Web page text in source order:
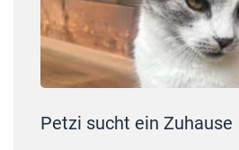
Petzi sucht ein Zuhause